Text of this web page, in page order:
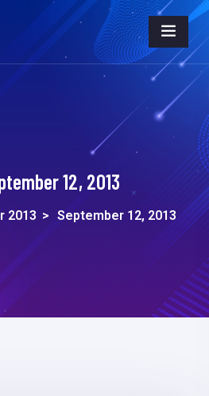
12, 2013
2013 > September 12, 2013